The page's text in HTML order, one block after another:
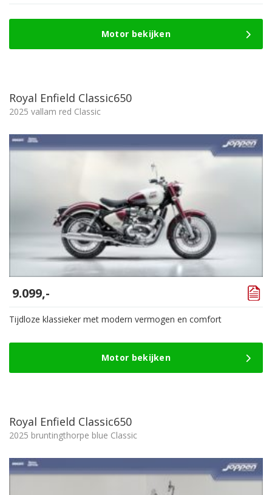
Motor bekijken
Royal Enfield Classic650
2025 vallam red Classic
9.099,-
Tijdloze klassieker met modern vermogen en comfort
Motor bekijken
Royal Enfield Classic650
2025 bruntingthorpe blue Classic